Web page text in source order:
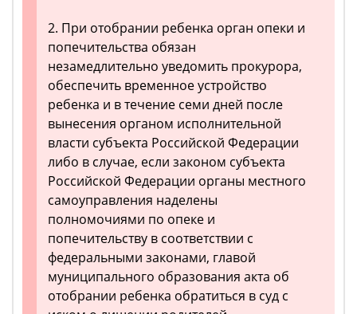
2. При отобрании ребенка орган опеки и
попечительства обязан
незамедлительно уведомить прокурора,
обеспечить временное устройство
ребенка и в течение семи дней после
вынесения органом исполнительной
власти субъекта Российской Федерации
либо в случае, если законом субъекта
Российской Федерации органы местного
самоуправления наделены
полномочиями по опеке и
попечительству в соответствии с
федеральными законами, главой
муниципального образования акта об
отобрании ребенка обратиться в суд с